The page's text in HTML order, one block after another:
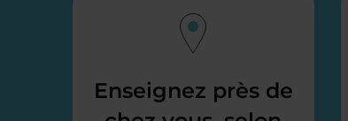
Enseignez près de